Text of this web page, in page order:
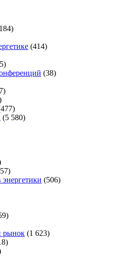
(414)
(38)
(5 580)
энергетики (506)
рынок (1 623)